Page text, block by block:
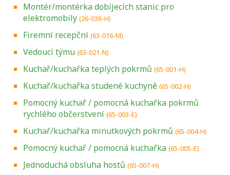
Montér/montérka dobíjecích stanic pro
elektromobily (26-036-H)
Firemní recepční (63-016-M)
Vedoucí týmu (63-021-N)
Kuchař/kuchařka teplých pokrmů (65-001-H)
Kuchař/kuchařka studené kuchyně (65-002-H)
Pomocný kuchař / pomocná kuchařka pokrmů
rychlého občerstvení (65-003-E)
Kuchař/kuchařka minutkových pokrmů (65-004-H)
Pomocný kuchař / pomocná kuchařka (65-005-E)
Jednoduchá obsluha hostů (65-007-H)